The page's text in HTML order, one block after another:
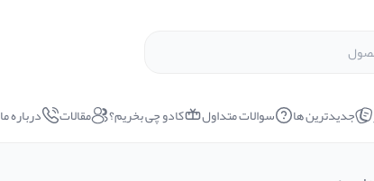
جدیدترین ها سوالات متداول کادو چی بخریم؟ مقالات درباره ما